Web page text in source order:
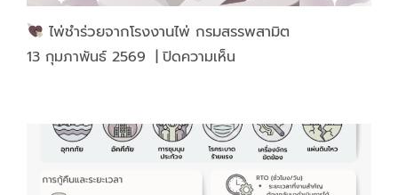
ไพ่ชำร่วยจากโรงงานไพ่ กรมสรรพสามิต
13 กุมภาพันธ์ 2569 | ปิดความเห็นบน
ชำร่วย
จาก
โรงงาน
ไพ่